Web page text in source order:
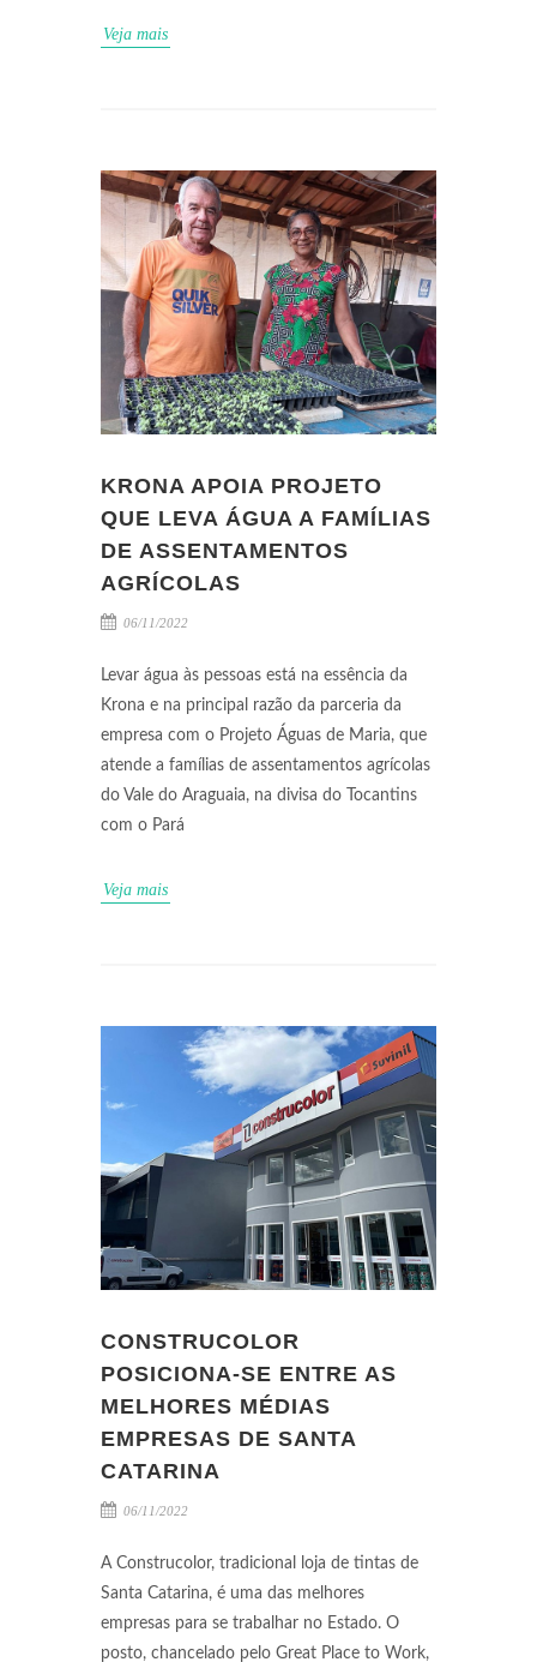
Veja mais
KRONA APOIA PROJETO
QUE LEVA ÁGUA A FAMÍLIAS
DE ASSENTAMENTOS
AGRÍCOLAS
06/11/2022
Levar água às pessoas está na essência da
Krona e na principal razão da parceria da
empresa com o Projeto Águas de Maria, que
atende a famílias de assentamentos agrícolas
do Vale do Araguaia, na divisa do Tocantins
com o Pará
Veja mais
CONSTRUCOLOR
POSICIONA-SE ENTRE AS
MELHORES MÉDIAS
EMPRESAS DE SANTA
CATARINA
06/11/2022
A Construcolor, tradicional loja de tintas de
Santa Catarina, é uma das melhores
empresas para se trabalhar no Estado. O
posto, chancelado pelo Great Place to Work,